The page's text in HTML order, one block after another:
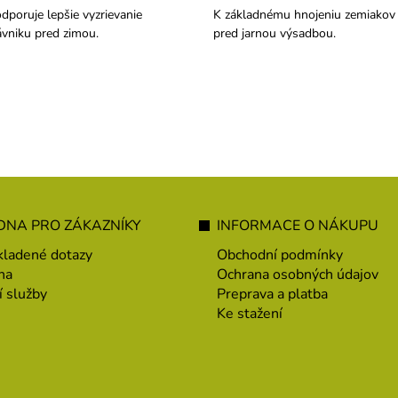
lepšie vyzrievanie
pred zimou.
K základnému hnojeniu zemiakov
pred jarnou výsadbou.
PRO ZÁKAZNÍKY
dotazy
služby
INFORMACE O NÁKUPU
Obchodní podmínky
Ochrana osobných údajov
Preprava a platba
Ke stažení